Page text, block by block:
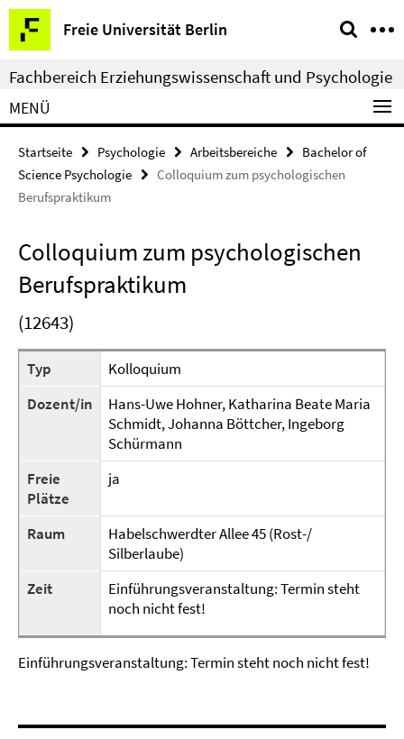
Springe
direkt
zu
Inhalt
Freie Universität Berlin
Service-
Navigation
Fachbereich Erziehungswissenschaft und Psychologie
MENÜ
Startseite Psychologie Arbeitsbereiche
Bachelor of
Science Psychologie
Colloquium zum psychologischen
Berufspraktikum
Colloquium zum psychologischen
Berufspraktikum
(12643)
Typ
Kolloquium
Dozent/in
Hans-Uwe Hohner, Katharina Beate Maria
Schmidt, Johanna Böttcher, Ingeborg
Schürmann
Freie
Plätze
ja
Raum
Habelschwerdter Allee 45 (Rost-/
Silberlaube)
Zeit
Einführungsveranstaltung: Termin steht
noch nicht fest!
Einführungsveranstaltung: Termin steht noch nicht fest!